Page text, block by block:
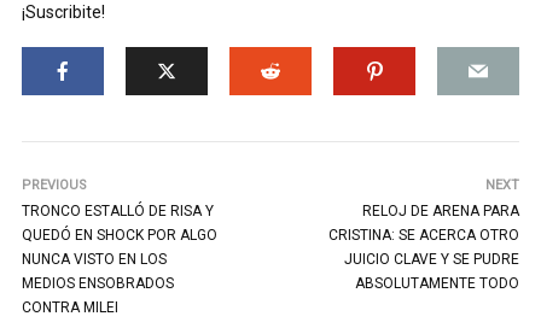
¡Suscribite!
PREVIOUS
TRONCO ESTALLÓ DE RISA Y
QUEDÓ EN SHOCK POR ALGO
NUNCA VISTO EN LOS
MEDIOS ENSOBRADOS
CONTRA MILEI
NEXT
RELOJ DE ARENA PARA
CRISTINA: SE ACERCA OTRO
JUICIO CLAVE Y SE PUDRE
ABSOLUTAMENTE TODO